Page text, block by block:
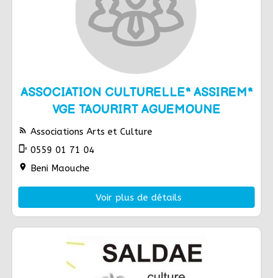
ASSOCIATION CULTURELLE* ASSIREM*
VGE TAOURIRT AGUEMOUNE
rss_feed Associations Arts et Culture
phonelink_ring 0559 01 71 04
location_on Beni Maouche
Voir plus de détails